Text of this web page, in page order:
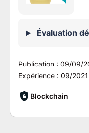
Évaluation
Publication : 09/09/
Expérience : 09/2021
Blockchain